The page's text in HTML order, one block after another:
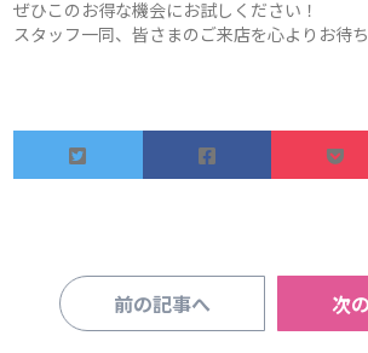
ぜひこのお得な機会にお試しください！
スタッフ一同、皆さまのご来店を心よりお待
前の記事へ 次